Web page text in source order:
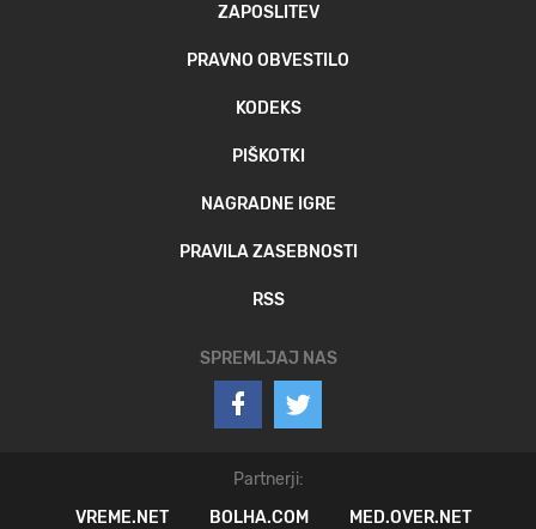
ZAPOSLITEV
PRAVNO OBVESTILO
KODEKS
PIŠKOTKI
NAGRADNE IGRE
PRAVILA ZASEBNOSTI
RSS
SPREMLJAJ NAS
Partnerji:
VREME.NET
BOLHA.COM MED.OVER.NET